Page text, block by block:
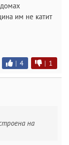
им не катит
| 4 | 1
на